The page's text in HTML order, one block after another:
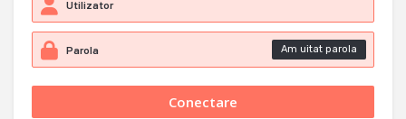
Am uitat parola